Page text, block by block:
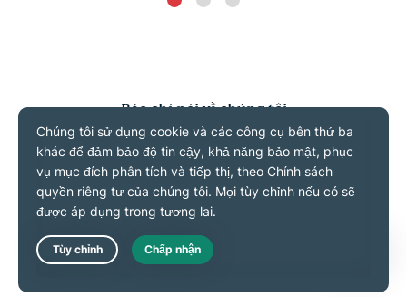
Báo chí nói về chúng tôi
Câu hỏi thường gặp